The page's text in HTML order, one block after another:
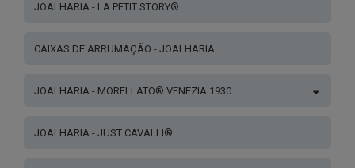
JOALHARIA - LA PETIT STORY®
CAIXAS DE ARRUMAÇÃO - JOALHARIA
JOALHARIA - MORELLATO® VENEZIA 1930
JOALHARIA - JUST CAVALLI®